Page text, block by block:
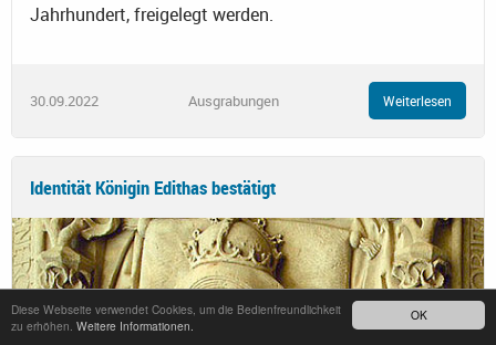
OK
Diese Webseite verwendet Cookies, um die Bedienfreundlichkeit
zu erhöhen. Weitere Informationen.
Jahrhundert, freigelegt werden.
30.09.2022 Ausgrabungen Weiterlesen
Identität Königin Edithas bestätigt